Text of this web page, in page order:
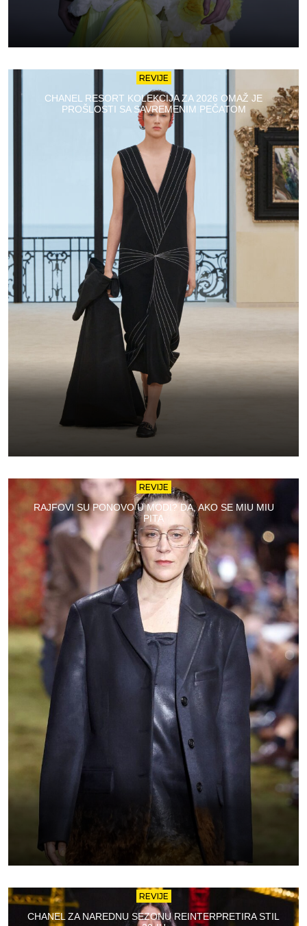
REVIJE
CHANEL RESORT KOLEKCIJA ZA 2026 OMAŽ JE
PROŠLOSTI SA SAVREMENIM PEČATOM
REVIJE
RAJFOVI SU PONOVO U MODI? DA, AKO SE MIU MIU
PITA
REVIJE
CHANEL ZA NAREDNU SEZONU REINTERPRETIRA STIL